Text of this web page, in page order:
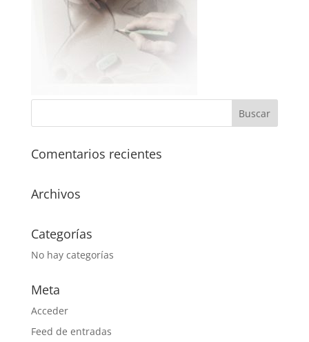
Comentarios recientes
Archivos
Categorías
No hay categorías
Meta
Acceder
Feed de entradas